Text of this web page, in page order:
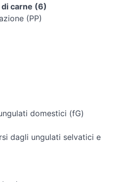
carne (6)
(PP)
domestici (fG)
dagli ungulati selvatici e